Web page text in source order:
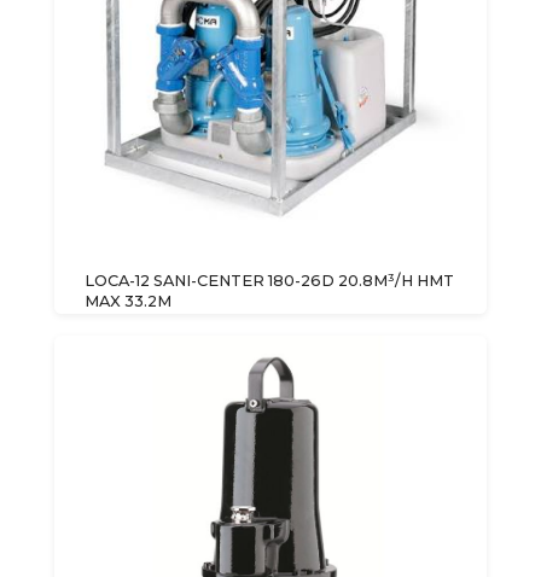
LOCA-12 SANI-CENTER 180-26D 20.8M³/H HMT
MAX 33.2M